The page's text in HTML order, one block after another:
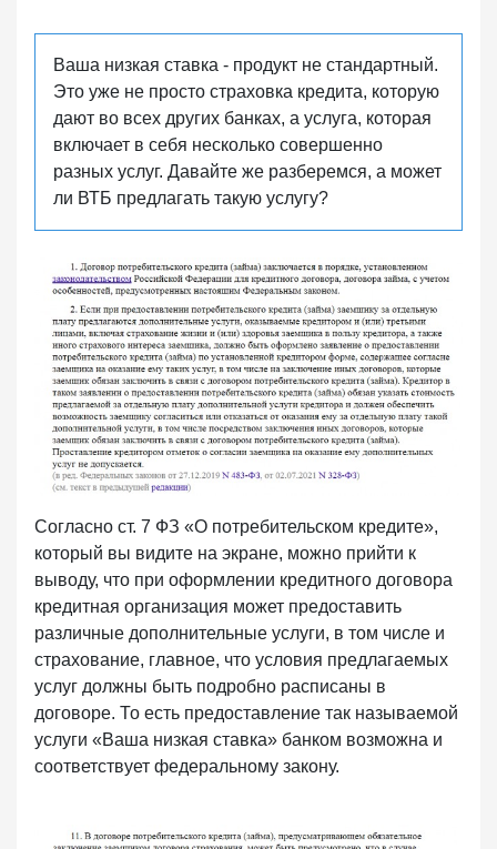
Ваша низкая ставка - продукт не стандартный.
Это уже не просто страховка кредита, которую
дают во всех других банках, а услуга, которая
включает в себя несколько совершенно
разных услуг. Давайте же разберемся, а может
ли ВТБ предлагать такую услугу?
Согласно ст. 7 ФЗ «О потребительском кредите»,
который вы видите на экране, можно прийти к
выводу, что при оформлении кредитного договора
кредитная организация может предоставить
различные дополнительные услуги, в том числе и
страхование, главное, что условия предлагаемых
услуг должны быть подробно расписаны в
договоре. То есть предоставление так называемой
услуги «Ваша низкая ставка» банком возможна и
соответствует федеральному закону.